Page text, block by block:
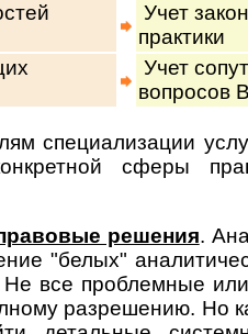
Учет
практики
Учет
вопросов
специализации
сфе­ры
решения.
"белых"
Не все проблемные
разрешению. Но